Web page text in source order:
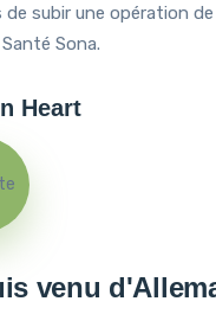
de subir une opération
Sona.
Heart
venu